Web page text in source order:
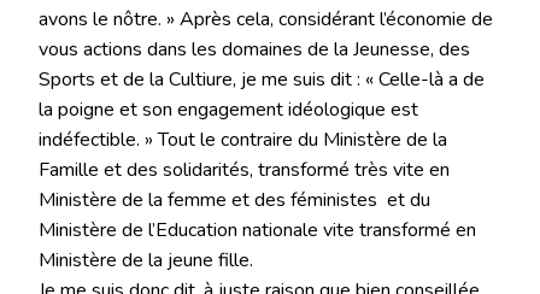
avons le nôtre. » Après cela, considérant l’économie de
vous actions dans les domaines de la Jeunesse, des
Sports et de la Cultiure, je me suis dit : « Celle-là a de
la poigne et son engagement idéologique est
indéfectible. » Tout le contraire du Ministère de la
Famille et des solidarités, transformé très vite en
Ministère de la femme et des féministes et du
Ministère de l’Education nationale vite transformé en
Ministère de la jeune fille.